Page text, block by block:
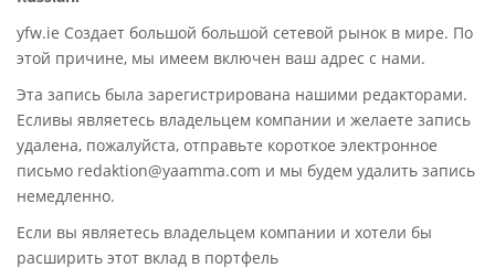
yfw.ie Создает большой большой сетевой рынок в мире. По
этой причине, мы имеем включен ваш адрес с нами.
Эта запись была зарегистрирована нашими редакторами.
Есливы являетесь владельцем компании и желаете запись
удалена, пожалуйста, отправьте короткое электронное
письмо redaktion@yaamma.com и мы будем удалить запись
немедленно.
Если вы являетесь владельцем компании и хотели бы
расширить этот вклад в портфель